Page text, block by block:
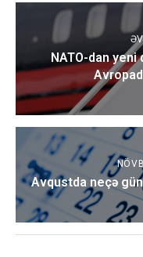
NATO-dan yeni
Avqustda neçə